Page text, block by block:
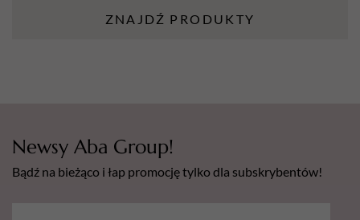
ZNAJDŹ PRODUKTY
Newsy Aba Group!
Bądź na bieżąco i łap promocję tylko dla subskrybentów!